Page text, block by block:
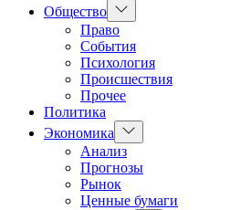
Общество Показать
подменю
Право
События
Психология
Происшествия
Прочее
Политика
Экономика
Показать
подменю
Анализ
Прогнозы
Рынок
Ценные бумаги